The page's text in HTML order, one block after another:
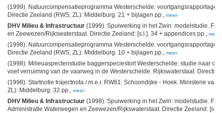
(1999). Natuurcompensatieprogramma Westerschelde: voortgangsrapportage
Directie Zeeland (RWS, ZL): Middelburg. 21 + bijlagen pp.,
meer
DHV Milieu & Infrastructuur (1999). Spuiwerking in het Zwin: modelstudie.
en Zeewezen/Rijkswaterstaat. Directie Zeeland: [s.l.]. 34 + appendices pp.,
meer
(1998). Natuurcompensatieprogramma Westerschelde: voortgangsrapportage
Directie Zeeland (RWS, ZL): Middelburg. 10 + bijlagen pp.,
meer
(1998). Milieuaspectenstudie baggerspeciestort Westerschelde: studie naar
voet verruiming van de vaarweg in de Westerschelde. Rijkswaterstaat.
(1998). Startnotie trajectnota / m.e.r. RW61: Schoondijke - Hoek. Ministerie
ZL): Middelburg. 32 pp.,
meer
DHV Milieu & Infrastructuur (1998). Spuiwerking in het Zwin: modelstudie.
Administratie Waterwegen en Zeewezen/Rijkswaterstaat. Directie Zeeland: